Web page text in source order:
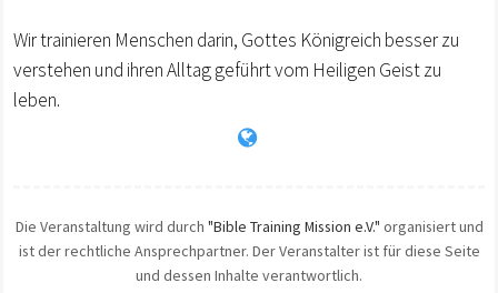
Wir trainieren Menschen darin, Gottes Königreich besser zu
verstehen und ihren Alltag geführt vom Heiligen Geist zu
leben.
Die Veranstaltung wird durch "Bible Training Mission e.V." organisiert und
ist der rechtliche Ansprechpartner. Der Veranstalter ist für diese Seite
und dessen Inhalte verantwortlich.